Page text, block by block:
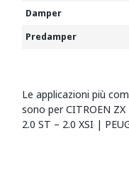
Damper
Predamper
Le applicazioni più
sono per CITROEN
2.0 ST – 2.0 XSI |